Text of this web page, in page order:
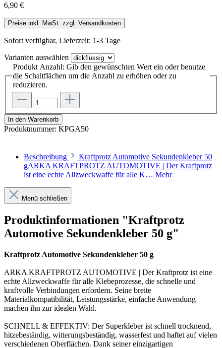
6,90 €
Preise inkl. MwSt. zzgl. Versandkosten
Sofort verfügbar, Lieferzeit: 1-3 Tage
Varianten auswählen
Produkt Anzahl: Gib den gewünschten Wert ein oder benutze
die Schaltflächen um die Anzahl zu erhöhen oder zu
reduzieren.
In den Warenkorb
Produktnummer: KPGA50
Beschreibung
Kraftprotz Automotive Sekundenkleber 50
gARKA KRAFTPROTZ AUTOMOTIVE | Der Kraftprotz
ist eine echte Allzweckwaffe für alle K… Mehr
Menü schließen
Produktinformationen "Kraftprotz
Automotive Sekundenkleber 50 g"
Kraftprotz Automotive Sekundenkleber 50 g
ARKA KRAFTPROTZ AUTOMOTIVE | Der Kraftprotz ist eine
echte Allzweckwaffe für alle Klebeprozesse, die schnelle und
kraftvolle Verbindungen erfordern. Seine breite
Materialkompatibilität, Leistungsstärke, einfache Anwendung
machen ihn zur idealen Wahl.
SCHNELL & EFFEKTIV: Der Superkleber ist schnell trocknend,
hitzebeständig, witterungsbeständig, wasserfest und haftet auf vielen
verschiedenen Oberflächen. Dank seiner einzigartigen